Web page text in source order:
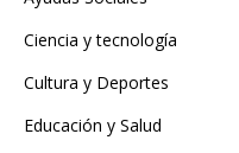
Ciencia y tecnología
Cultura y Deportes
Educación y Salud